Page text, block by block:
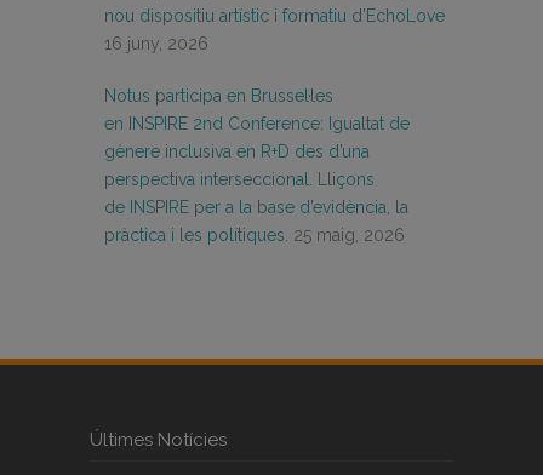
nou dispositiu artístic i formatiu d’EchoLove
16 juny, 2026
Notus participa en Brussel·les
en INSPIRE 2nd Conference: Igualtat de
gènere inclusiva en R+D des d’una
perspectiva interseccional. Lliçons
de INSPIRE per a la base d’evidència, la
pràctica i les polítiques. 25 maig, 2026
Últimes Notícies